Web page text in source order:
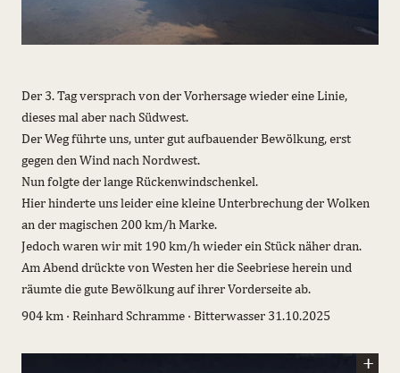
Der 3. Tag versprach von der Vorhersage wieder eine Linie,
dieses mal aber nach Südwest.
Der Weg führte uns, unter gut aufbauender Bewölkung, erst
gegen den Wind nach Nordwest.
Nun folgte der lange Rückenwindschenkel.
Hier hinderte uns leider eine kleine Unterbrechung der Wolken
an der magischen 200 km/h Marke.
Jedoch waren wir mit 190 km/h wieder ein Stück näher dran.
Am Abend drückte von Westen her die Seebriese herein und
räumte die gute Bewölkung auf ihrer Vorderseite ab.
904 km · Reinhard Schramme · Bitterwasser 31.10.2025